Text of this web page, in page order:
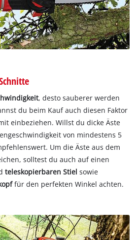
, desto sauberer werden
du beim Kauf auch diesen Faktor
einbeziehen. Willst du dicke Äste
von mindestens 5
Um die Äste aus dem
solltest du auch auf einen
teleskopierbaren Stiel sowie
für den perfekten Winkel achten.